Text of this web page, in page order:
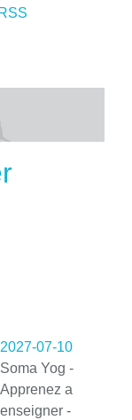
2027-07-10
Soma Yog -
Apprenez a
enseigner -